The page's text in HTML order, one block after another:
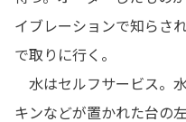
イブレーションで知らさ
で取りに行く。
水はセルフサービス。
キンなどが置かれた台の